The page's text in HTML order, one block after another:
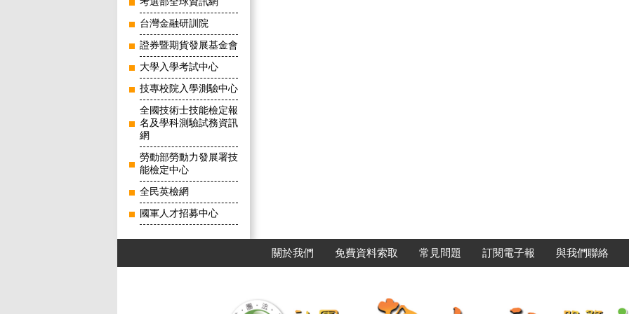
台灣金融研訓院
證券暨期貨發展基金會
大學入學考試中心
技專校院入學測驗中心
全國技術士技能檢定報
名及學科測驗試務資訊
網
勞動部勞動力發展署技
能檢定中心
全民英檢網
國軍人才招募中心
關於我們 免費資料索取 常見問題 訂閱電子報 與我們聯絡